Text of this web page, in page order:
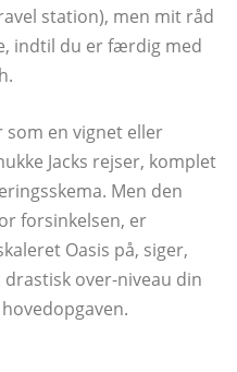
station), men mit råd
indtil du er færdig med
en vignet eller
Jacks rejser, komplet
Men den
forsinkelsen, er
Oasis på, siger,
drastisk over-niveau din